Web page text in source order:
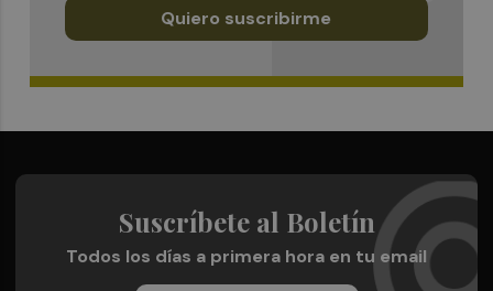
Quiero suscribirme
Suscríbete al Boletín
Todos los días a primera hora en tu email